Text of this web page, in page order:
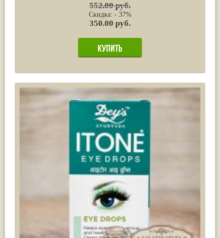
552.00 руб.
Скидка: - 37%
350.00 руб.